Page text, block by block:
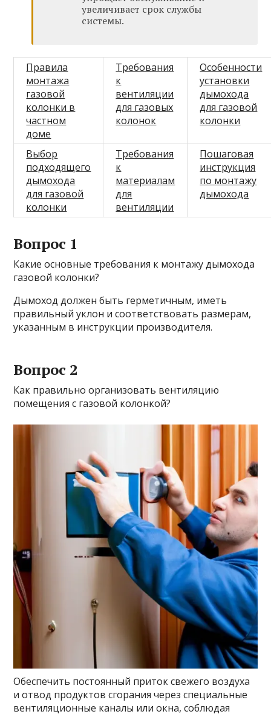
увеличивает срок службы
системы.
Правила
монтажа
газовой
колонки в
частном
доме
Требования
к
вентиляции
для газовых
колонок
Особенности
установки
дымохода
для газовой
колонки
Выбор
подходящего
дымохода
для газовой
колонки
Требования
к
материалам
для
вентиляции
Пошаговая
инструкция
по монтажу
дымохода
Вопрос 1
Какие основные требования к монтажу дымохода
газовой колонки?
Дымоход должен быть герметичным, иметь
правильный уклон и соответствовать размерам,
указанным в инструкции производителя.
Вопрос 2
Как правильно организовать вентиляцию
помещения с газовой колонкой?
Обеспечить постоянный приток свежего воздуха
и отвод продуктов сгорания через специальные
вентиляционные каналы или окна, соблюдая